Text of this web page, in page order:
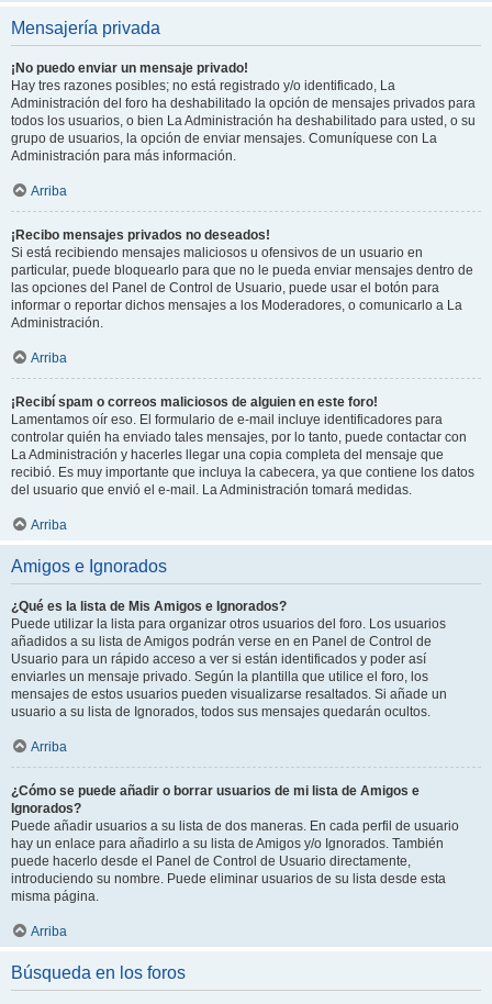
Mensajería privada
¡No puedo enviar un mensaje privado!
Hay tres razones posibles; no está registrado y/o identificado, La
Administración del foro ha deshabilitado la opción de mensajes privados para
todos los usuarios, o bien La Administración ha deshabilitado para usted, o su
grupo de usuarios, la opción de enviar mensajes. Comuníquese con La
Administración para más información.
Arriba
¡Recibo mensajes privados no deseados!
Si está recibiendo mensajes maliciosos u ofensivos de un usuario en
particular, puede bloquearlo para que no le pueda enviar mensajes dentro de
las opciones del Panel de Control de Usuario, puede usar el botón para
informar o reportar dichos mensajes a los Moderadores, o comunicarlo a La
Administración.
Arriba
¡Recibí spam o correos maliciosos de alguien en este foro!
Lamentamos oír eso. El formulario de e-mail incluye identificadores para
controlar quién ha enviado tales mensajes, por lo tanto, puede contactar con
La Administración y hacerles llegar una copia completa del mensaje que
recibió. Es muy importante que incluya la cabecera, ya que contiene los datos
del usuario que envió el e-mail. La Administración tomará medidas.
Arriba
Amigos e Ignorados
¿Qué es la lista de Mis Amigos e Ignorados?
Puede utilizar la lista para organizar otros usuarios del foro. Los usuarios
añadidos a su lista de Amigos podrán verse en en Panel de Control de
Usuario para un rápido acceso a ver si están identificados y poder así
enviarles un mensaje privado. Según la plantilla que utilice el foro, los
mensajes de estos usuarios pueden visualizarse resaltados. Si añade un
usuario a su lista de Ignorados, todos sus mensajes quedarán ocultos.
Arriba
¿Cómo se puede añadir o borrar usuarios de mi lista de Amigos e
Ignorados?
Puede añadir usuarios a su lista de dos maneras. En cada perfil de usuario
hay un enlace para añadirlo a su lista de Amigos y/o Ignorados. También
puede hacerlo desde el Panel de Control de Usuario directamente,
introduciendo su nombre. Puede eliminar usuarios de su lista desde esta
misma página.
Arriba
Búsqueda en los foros